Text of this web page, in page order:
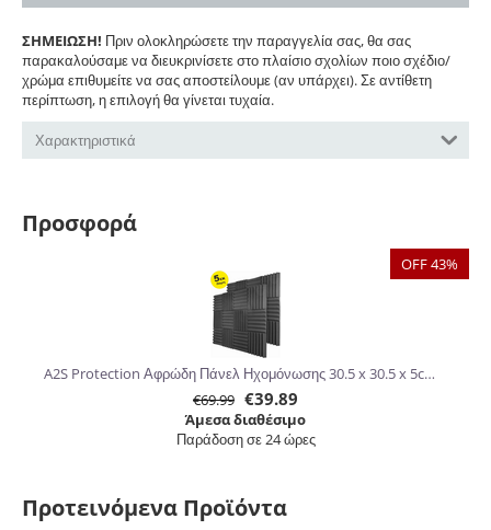
ΣΗΜΕΙΩΣΗ! Πριν ολοκληρώσετε την παραγγελία σας, θα σας
παρακαλούσαμε να διευκρινίσετε στο πλαίσιο σχολίων ποιο σχέδιο/
χρώμα επιθυμείτε να σας αποστείλουμε (αν υπάρχει). Σε αντίθετη
περίπτωση, η επιλογή θα γίνεται τυχαία.
Χαρακτηριστικά
Προσφορά
OFF 43%
A2S Protection Αφρώδη Πάνελ Ηχομόνωσης 30.5 x 30.5 x 5cm 24τμχ
€69.99 €39.89
Άμεσα διαθέσιμο
Παράδοση σε 24 ώρες
Προτεινόμενα Προϊόντα